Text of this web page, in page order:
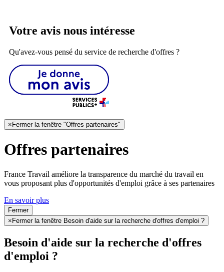
Votre avis nous intéresse
Qu'avez-vous pensé du service de recherche d'offres ?
× Fermer la fenêtre "Offres partenaires"
Offres partenaires
France Travail améliore la transparence du marché du travail en
vous proposant plus d'opportunités d'emploi grâce à ses partenaires
En savoir plus
Fermer
× Fermer la fenêtre Besoin d'aide sur la recherche d'offres d'emploi ?
Besoin d'aide sur la recherche d'offres
d'emploi ?